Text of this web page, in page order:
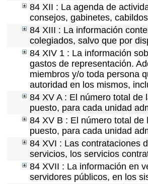
84 XII : La agenda de
consejos, gabinetes,
84 XIII : La información
colegiados, salvo que por
84 XIV 1 : La información
gastos de representación.
miembros y/o toda persona
autoridad en los mismos,
84 XV A : El número total
puesto, para cada unidad
84 XV B : El número total
puesto, para cada unidad
84 XVI : Las contrataciones
servicios, los servicios
84 XVII : La información en
servidores públicos, en los